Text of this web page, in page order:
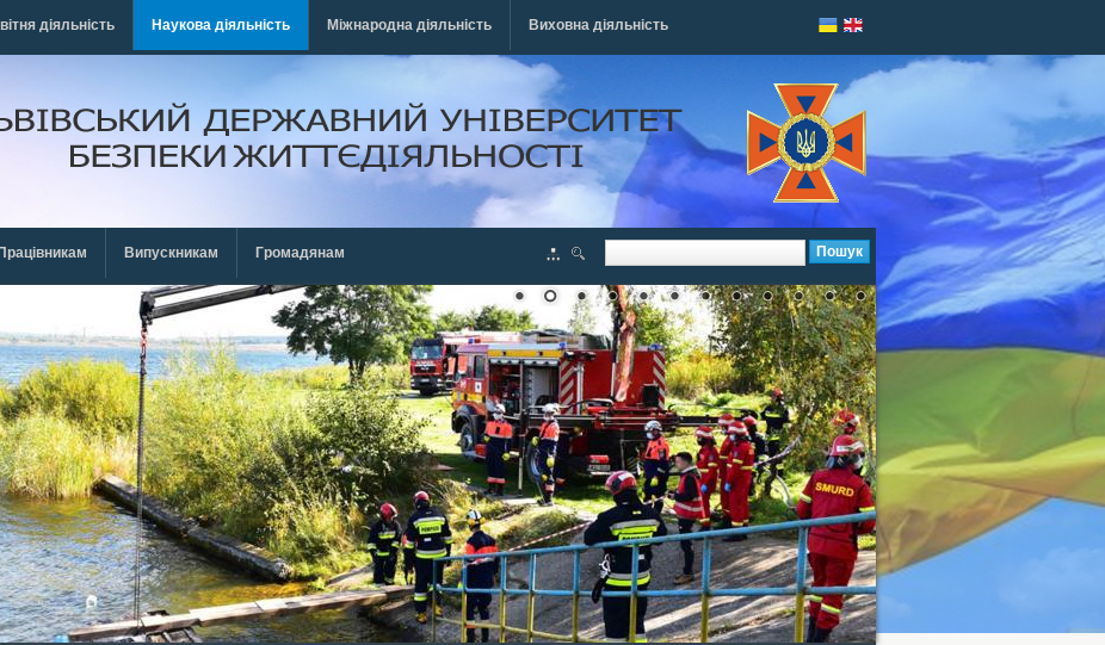
діяльність Наукова діяльність Міжнародна діяльність Виховна діяльність
Працівникам Випускникам Громадянам